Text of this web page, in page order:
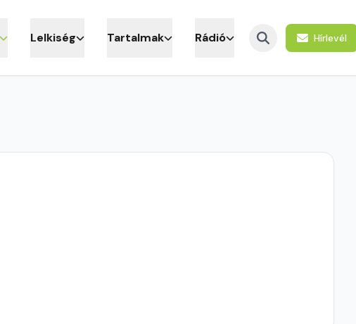
Lelkiség Tartalmak Rádió Hírlevél